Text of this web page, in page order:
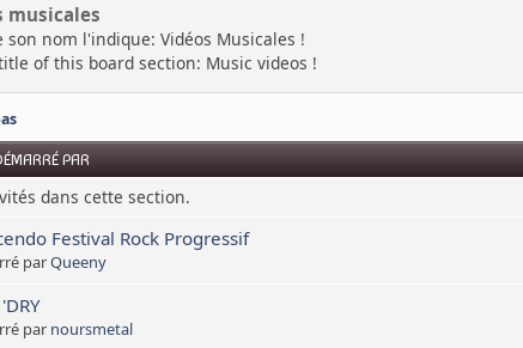
musicales
son nom l'indique: Vidéos Musicales !
of this board section: Music videos !
PAR
dans cette section.
Festival Rock Progressif
parQueeny
par noursmetal